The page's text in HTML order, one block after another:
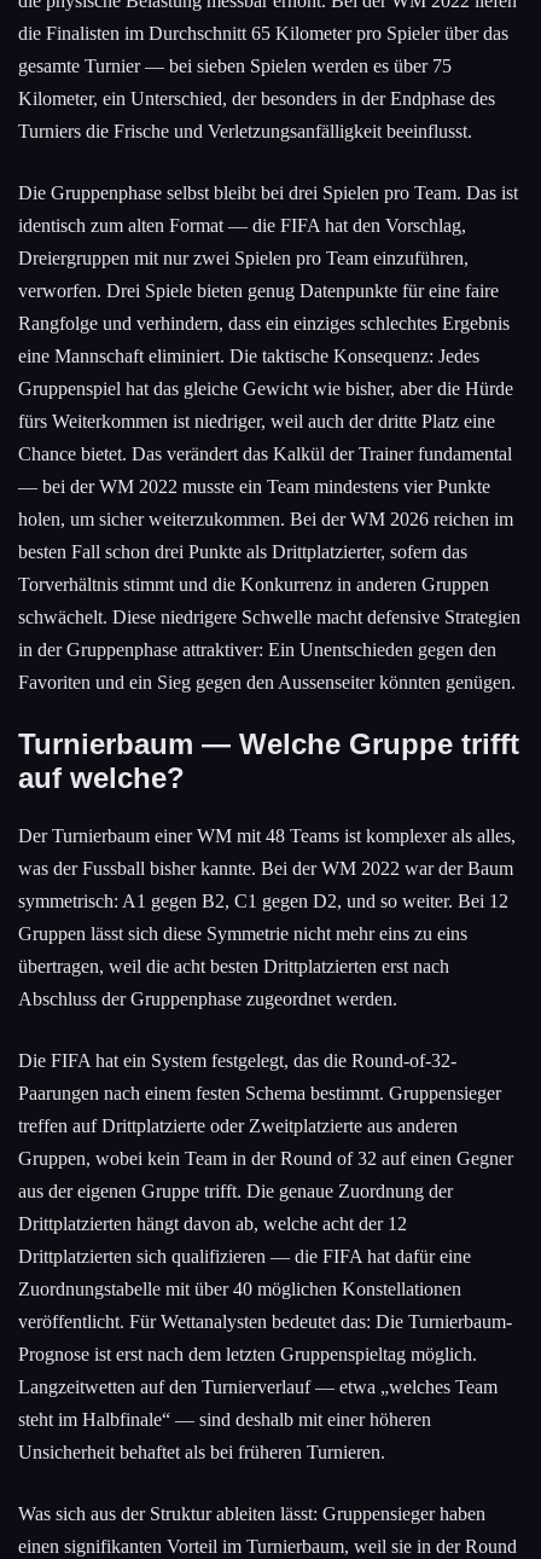
die Finalisten im Durchschnitt 65 Kilometer pro Spieler über das
gesamte Turnier — bei sieben Spielen werden es über 75
Kilometer, ein Unterschied, der besonders in der Endphase des
Turniers die Frische und Verletzungsanfälligkeit beeinflusst.
Die Gruppenphase selbst bleibt bei drei Spielen pro Team. Das ist
identisch zum alten Format — die FIFA hat den Vorschlag,
Dreiergruppen mit nur zwei Spielen pro Team einzuführen,
verworfen. Drei Spiele bieten genug Datenpunkte für eine faire
Rangfolge und verhindern, dass ein einziges schlechtes Ergebnis
eine Mannschaft eliminiert. Die taktische Konsequenz: Jedes
Gruppenspiel hat das gleiche Gewicht wie bisher, aber die Hürde
fürs Weiterkommen ist niedriger, weil auch der dritte Platz eine
Chance bietet. Das verändert das Kalkül der Trainer fundamental
— bei der WM 2022 musste ein Team mindestens vier Punkte
holen, um sicher weiterzukommen. Bei der WM 2026 reichen im
besten Fall schon drei Punkte als Drittplatzierter, sofern das
Torverhältnis stimmt und die Konkurrenz in anderen Gruppen
schwächelt. Diese niedrigere Schwelle macht defensive Strategien
in der Gruppenphase attraktiver: Ein Unentschieden gegen den
Favoriten und ein Sieg gegen den Aussenseiter könnten genügen.
Turnierbaum — Welche Gruppe trifft
auf welche?
Der Turnierbaum einer WM mit 48 Teams ist komplexer als alles,
was der Fussball bisher kannte. Bei der WM 2022 war der Baum
symmetrisch: A1 gegen B2, C1 gegen D2, und so weiter. Bei 12
Gruppen lässt sich diese Symmetrie nicht mehr eins zu eins
übertragen, weil die acht besten Drittplatzierten erst nach
Abschluss der Gruppenphase zugeordnet werden.
Die FIFA hat ein System festgelegt, das die Round-of-32-
Paarungen nach einem festen Schema bestimmt. Gruppensieger
treffen auf Drittplatzierte oder Zweitplatzierte aus anderen
Gruppen, wobei kein Team in der Round of 32 auf einen Gegner
aus der eigenen Gruppe trifft. Die genaue Zuordnung der
Drittplatzierten hängt davon ab, welche acht der 12
Drittplatzierten sich qualifizieren — die FIFA hat dafür eine
Zuordnungstabelle mit über 40 möglichen Konstellationen
veröffentlicht. Für Wettanalysten bedeutet das: Die Turnierbaum-
Prognose ist erst nach dem letzten Gruppenspieltag möglich.
Langzeitwetten auf den Turnierverlauf — etwa „welches Team
steht im Halbfinale“ — sind deshalb mit einer höheren
Unsicherheit behaftet als bei früheren Turnieren.
Was sich aus der Struktur ableiten lässt: Gruppensieger haben
einen signifikanten Vorteil im Turnierbaum, weil sie in der Round